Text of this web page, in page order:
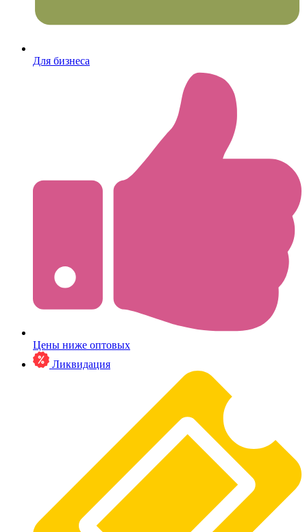
Для бизнеса
Цены ниже оптовых
Ликвидация